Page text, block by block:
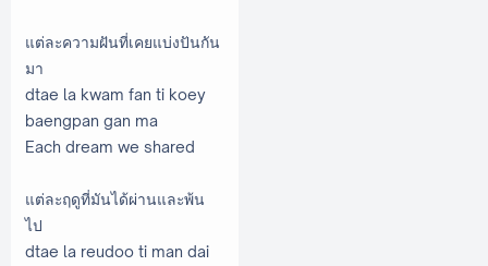
แต่ละความฝันที่เคยแบ่งปันกัน
มา
dtae la kwam fan ti koey
baengpan gan ma
Each dream we shared
แต่ละฤดูที่มันได้ผ่านและพ้น
ไป
dtae la reudoo ti man dai